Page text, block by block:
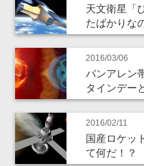
天文衛星「
たばかりな
2016/03/06
バンアレン
タインデー
2016/02/11
国産ロケッ
て何だ！？